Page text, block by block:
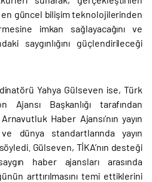
güncel bilişim teknolojilerinden
imkan sağlayacağını ve
saygınlığını güçlendirileceği
Yahya Gülseven ise, Türk
Ajansı Başkanlığı tarafından
Haber Ajansı’nın yayın
ve dünya standartlarında yayın
söyledi. Gülseven, TİKA’nın desteği
haber ajansları arasında
arttırılmasını temi ettiklerini